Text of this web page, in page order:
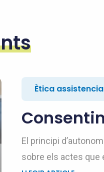
Ètica
El principi
sobre els actes que